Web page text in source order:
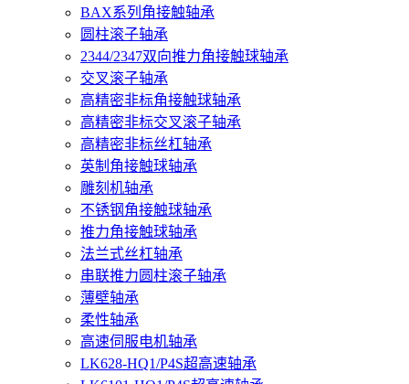
BAX系列角接触轴承
圆柱滚子轴承
2344/2347双向推力角接触球轴承
交叉滚子轴承
高精密非标角接触球轴承
高精密非标交叉滚子轴承
高精密非标丝杠轴承
英制角接触球轴承
雕刻机轴承
不锈钢角接触球轴承
推力角接触球轴承
法兰式丝杠轴承
串联推力圆柱滚子轴承
薄壁轴承
柔性轴承
高速伺服电机轴承
LK628-HQ1/P4S超高速轴承